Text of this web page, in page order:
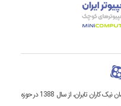
مرکز مینی کامپیوتر با نام رسمی تعاونی داده پردازی پیمان نیک کاران تابران، از سال 1388 در حوزه